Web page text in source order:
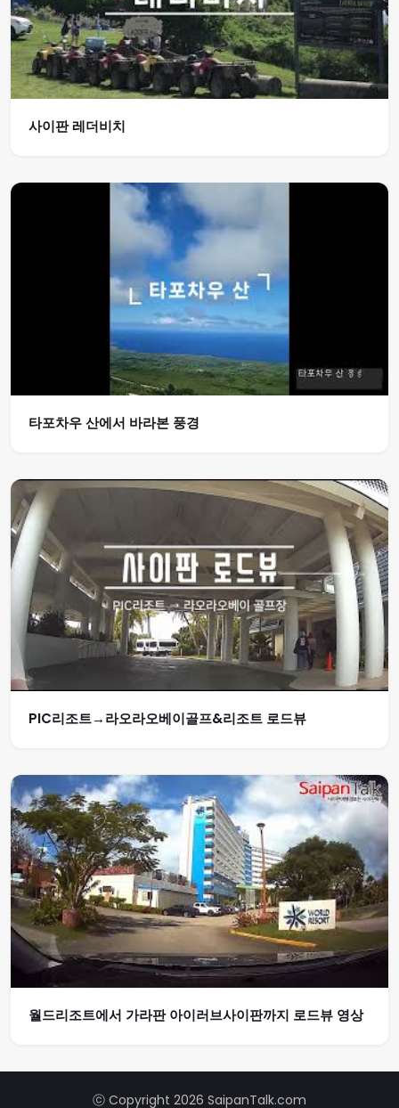
사이판 레더비치
타포차우 산에서 바라본 풍경
PIC리조트→라오라오베이골프&리조트 로드뷰
월드리조트에서 가라판 아이러브사이판까지 로드뷰 영상
ⓒ Copyright 2026 SaipanTalk.com